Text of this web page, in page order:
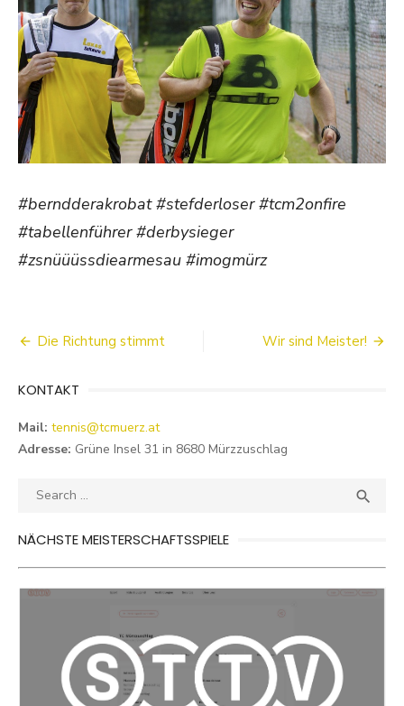
#berndderakrobat #stefderloser #tcm2onfire
#tabellenführer #derbysieger
#zsnüüüssdiearmesau #imogmürz
Beitragsnavigation
Die Richtung stimmt Wir sind Meister!
KONTAKT
Mail: tennis@tcmuerz.at
Adresse: Grüne Insel 31 in 8680 Mürzzuschlag
Search

NÄCHSTE MEISTERSCHAFTSSPIELE